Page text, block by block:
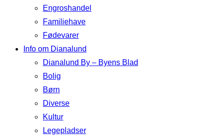
Engroshandel
Familiehave
Fødevarer
Info om Dianalund
Dianalund By – Byens Blad
Bolig
Børn
Diverse
Kultur
Legepladser